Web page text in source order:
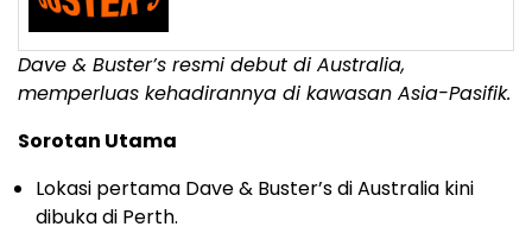
Dave & Buster’s resmi debut di Australia,
memperluas kehadirannya di kawasan Asia-Pasifik.
Sorotan Utama
Lokasi pertama Dave & Buster’s di Australia kini
dibuka di Perth.